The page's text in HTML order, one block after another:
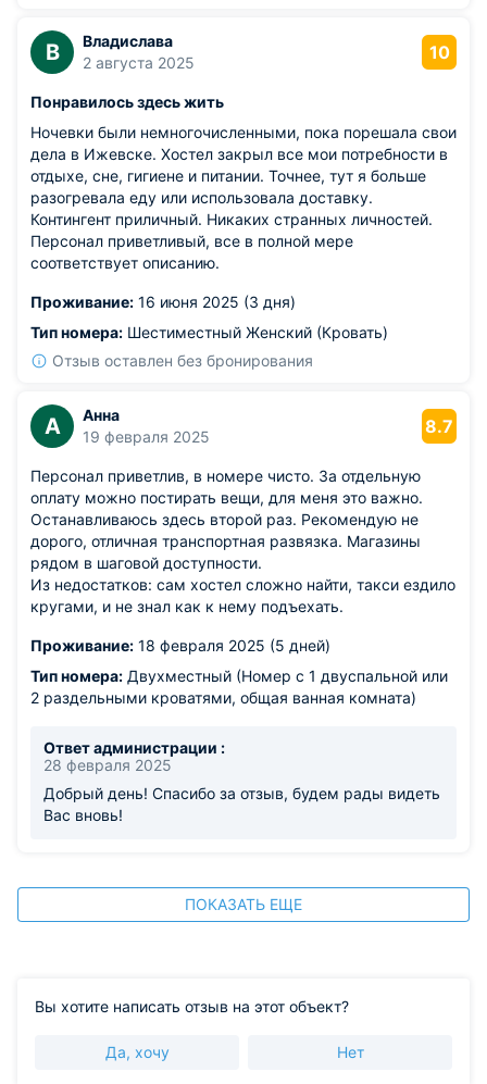
В
Владислава
2 августа 2025
10
Понравилось здесь жить
Ночевки были немногочисленными, пока порешала свои
дела в Ижевске. Хостел закрыл все мои потребности в
отдыхе, сне, гигиене и питании. Точнее, тут я больше
разогревала еду или использовала доставку.
Контингент приличный. Никаких странных личностей.
Персонал приветливый, все в полной мере
соответствует описанию.
Проживание: 16 июня 2025 (3 дня)
Тип номера: Шестиместный Женский (Кровать)
Отзыв оставлен без бронирования
А
Анна
19 февраля 2025
8.7
Персонал приветлив, в номере чисто. За отдельную
оплату можно постирать вещи, для меня это важно.
Останавливаюсь здесь второй раз. Рекомендую не
дорого, отличная транспортная развязка. Магазины
рядом в шаговой доступности.
Из недостатков: сам хостел сложно найти, такси ездило
кругами, и не знал как к нему подъехать.
Проживание: 18 февраля 2025 (5 дней)
Тип номера: Двухместный (Номер с 1 двуспальной или
2 раздельными кроватями, общая ванная комната)
Ответ администрации :
28 февраля 2025
Добрый день! Спасибо за отзыв, будем рады видеть
Вас вновь!
ПОКАЗАТЬ ЕЩЕ
Вы хотите написать отзыв на этот объект?
Да, хочу Нет